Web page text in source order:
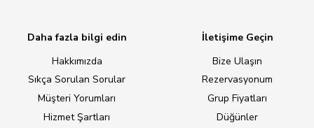
Daha fazla bilgi edin
Hakkımızda
Sıkça Sorulan Sorular
Müşteri Yorumları
Hizmet Şartları
İletişime Geçin
Bize Ulaşın
Rezervasyonum
Grup Fiyatları
Düğünler